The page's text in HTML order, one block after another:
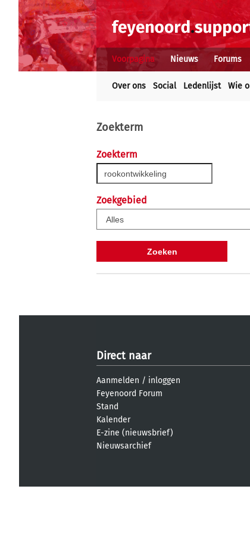
Voorpagina Nieuws Forums
Over ons Social Ledenlijst Wie
Zoekterm
Zoekterm
Zoekgebied
Direct naar
Aanmelden / inloggen
Feyenoord Forum
Stand
Kalender
E-zine (nieuwsbrief)
Nieuwsarchief